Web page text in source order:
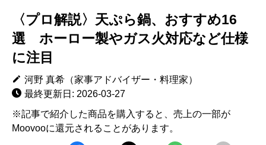
〈プロ解説〉天ぷら鍋、おすすめ16
選 ホーロー製やガス火対応など仕様
に注目
河野 真希（家事アドバイザー・料理家）
最終更新日: 2026-03-27
※記事で紹介した商品を購入すると、売上の一部が
Moovooに還元されることがあります。